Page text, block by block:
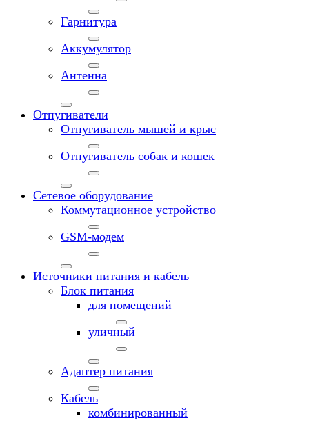
Гарнитура
Аккумулятор
Антенна
Отпугиватели
Отпугиватель мышей и крыс
Отпугиватель собак и кошек
Сетевое оборудование
Коммутационное устройство
GSM-модем
Источники питания и кабель
Блок питания
для помещений
уличный
Адаптер питания
Кабель
комбинированный